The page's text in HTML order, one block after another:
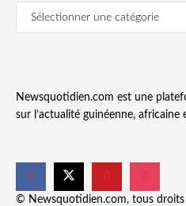
Newsquotidien.com est une
sur l’actualité guinéenne, africaine
© Newsquotidien.com, tous droits